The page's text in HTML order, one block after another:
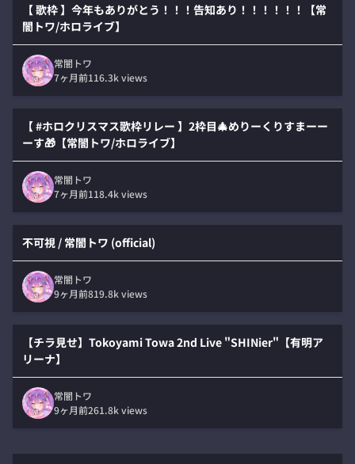
【 歌枠 】今年もありがとう！！！告知あり！！！！！！【常
闇トワ/ホロライブ】
常闇トワ
7ヶ月前116.3kviews
【 #ホロクリスマス歌枠リレー 】2枠目🎄めりーくりすまーー
ーす🎁【常闇トワ/ホロライブ】
常闇トワ
7ヶ月前118.4kviews
不可視 / 常闇トワ (official)
常闇トワ
9ヶ月前819.8kviews
【チラ見せ】Tokoyami Towa 2nd Live "SHINier"【有明ア
リーナ】
常闇トワ
9ヶ月前261.8kviews